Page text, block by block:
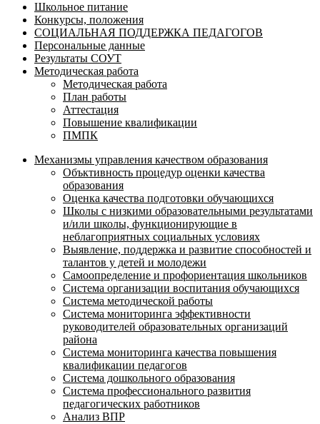
Школьное питание
Конкурсы, положения
СОЦИАЛЬНАЯ ПОДДЕРЖКА ПЕДАГОГОВ
Персональные данные
Результаты СОУТ
Методическая работа
Методическая работа
План работы
Аттестация
Повышение квалификации
ПМПК
Механизмы управления качеством образования
Объктивность процедур оценки качества
образования
Оценка качества подготовки обучающихся
Школы с низкими образовательными результатами
и/или школы, функционирующие в
неблагоприятных социальных условиях
Выявление, поддержка и развитие способностей и
талантов у детей и молодежи
Самоопределение и профориентация школьников
Система организации воспитания обучающихся
Система методической работы
Система мониторинга эффективности
руководителей образовательных организаций
района
Система мониторинга качества повышения
квалификации педагогов
Система дошкольного образования
Система профессионального развития
педагогических работников
Анализ ВПР